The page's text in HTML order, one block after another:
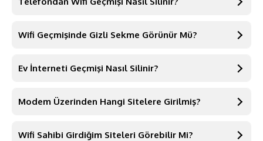
Wifi Geçmişinde Gizli Sekme Görünür Mü?
Ev İnterneti Geçmişi Nasıl Silinir?
Modem Üzerinden Hangi Sitelere Girilmiş?
Wifi Sahibi Girdiğim Siteleri Görebilir Mi?